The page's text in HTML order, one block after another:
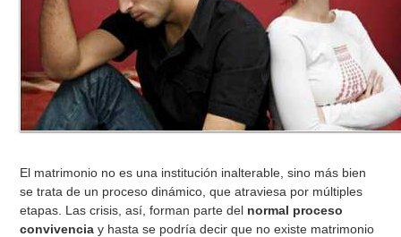
El matrimonio no es una institución inalterable, sino más bien
se trata de un proceso dinámico, que atraviesa por múltiples
etapas. Las crisis, así, forman parte del normal proceso
convivencia y hasta se podría decir que no existe matrimonio